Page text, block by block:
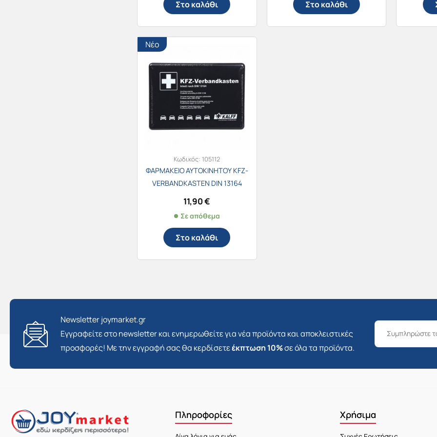
Στο καλάθι Στο καλάθι
Νέο
Κωδικός: 105112
ΦΑΡΜΑΚΕΙΟ ΑΥΤΟΚΙΝΗΤΟΥ KFZ-
VERBANDKASTEN DIN 13164
11,90€
Σε απόθεμα
Στο καλάθι
Newsletter joymarket.gr
Εγγραφείτε στο newsletter και ενημερωθείτε για νέα προϊόντα και αποκλειστικές
προσφορές! Με την εγγραφή σας θα κερδίσετεέκπτωση 10%σε όλα τα προϊόντα.
Πληροφορίες Χρήσιμα